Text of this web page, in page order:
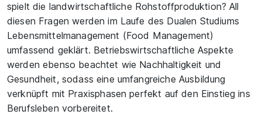
spielt die landwirtschaftliche Rohstoffproduktion? All
diesen Fragen werden im Laufe des Dualen Studiums
Lebensmittelmanagement (Food Management)
umfassend geklärt. Betriebswirtschaftliche Aspekte
werden ebenso beachtet wie Nachhaltigkeit und
Gesundheit, sodass eine umfangreiche Ausbildung
verknüpft mit Praxisphasen perfekt auf den Einstieg ins
Berufsleben vorbereitet.